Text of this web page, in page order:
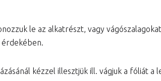
le az alkatrészt, vagy
érdekében.
kézzel illesztjük ill. vágjuk a fóliát a